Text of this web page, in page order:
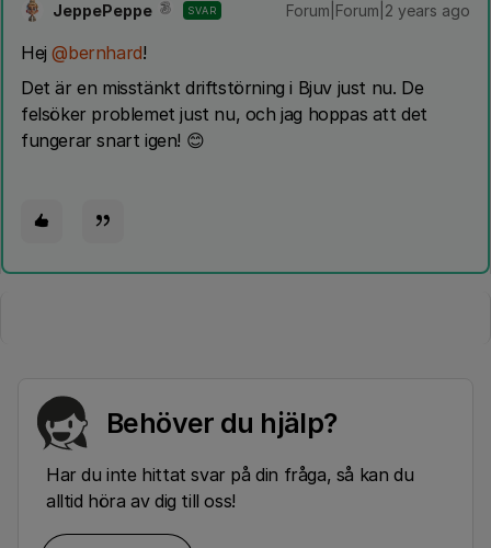
JeppePeppe SVAR Forum|Forum|2 years ago
Hej@bernhard!
Det är en misstänkt driftstörning i Bjuv just nu. De
felsöker problemet just nu, och jag hoppas att det
fungerar snart igen! 😊
Behöver du hjälp?
Har du inte hittat svar på din fråga, så kan du
alltid höra av dig till oss!